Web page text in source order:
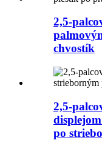
2,5-
chvostík
2,5-
po